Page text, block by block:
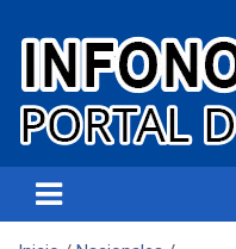
Infonoa Salta